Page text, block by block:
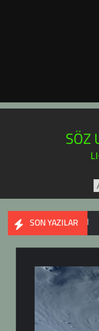
SÖZ
SON YAZILAR
İÇ SAVAŞI